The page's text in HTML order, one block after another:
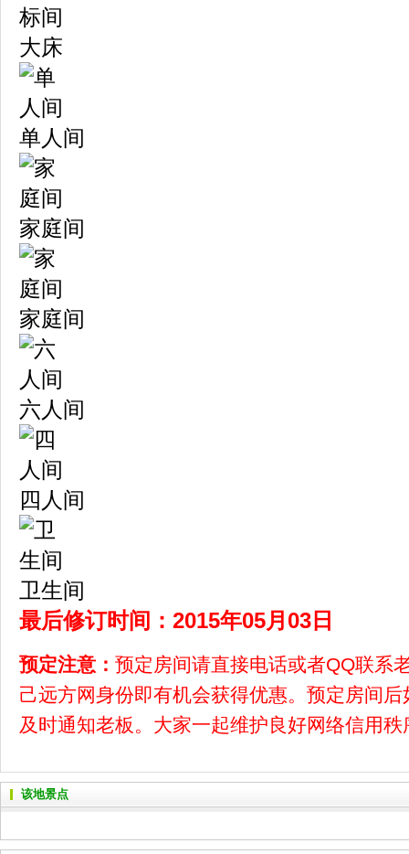
标间
大床
单人间
家庭间
家庭间
六人间
四人间
卫生间
最后修订时间：2015年05月03日
预定注意： 预定房间请直接电话或者QQ联系
己远方网身份即有机会获得优惠。预定房间
及时通知老板。大家一起维护良好网络信用秩
该地景点